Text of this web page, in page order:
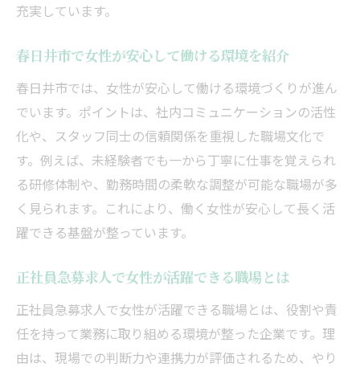
充実しています。
春日井市で女性が安心して働ける環境を紹介
春日井市では、女性が安心して働ける環境づくりが進ん
でいます。ポイントは、社内コミュニケーションの活性
化や、スタッフ同士の信頼関係を重視した職場文化で
す。例えば、未経験者でも一から丁寧に仕事を覚えられ
る研修体制や、勤務時間の柔軟な調整が可能な職場が多
く見られます。これにより、働く女性が安心して長く活
躍できる基盤が整っています。
正社員急募求人で女性が活躍できる職場とは
正社員急募求人で女性が活躍できる職場とは、役割や責
任を持って業務に取り組める環境が整った企業です。理
由は、現場での判断力や連携力が評価されるため、やり